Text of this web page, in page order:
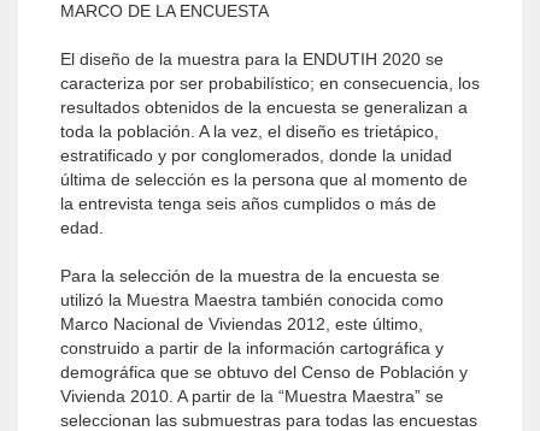
MARCO DE LA ENCUESTA
El diseño de la muestra para la ENDUTIH 2020 se
caracteriza por ser probabilístico; en consecuencia, los
resultados obtenidos de la encuesta se generalizan a
toda la población. A la vez, el diseño es trietápico,
estratificado y por conglomerados, donde la unidad
última de selección es la persona que al momento de
la entrevista tenga seis años cumplidos o más de
edad.
Para la selección de la muestra de la encuesta se
utilizó la Muestra Maestra también conocida como
Marco Nacional de Viviendas 2012, este último,
construido a partir de la información cartográfica y
demográfica que se obtuvo del Censo de Población y
Vivienda 2010. A partir de la “Muestra Maestra” se
seleccionan las submuestras para todas las encuestas